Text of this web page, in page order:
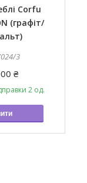
Corfu
(графіт/
3
₴
2 од.